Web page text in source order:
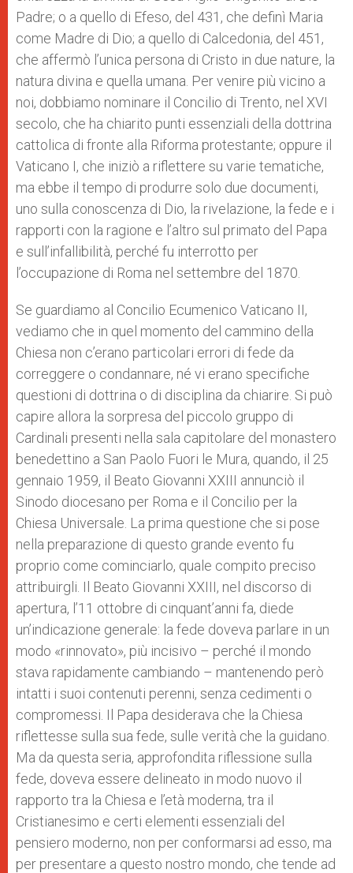
Padre; o a quello di Efeso, del 431, che definì Maria
come Madre di Dio; a quello di Calcedonia, del 451,
che affermò l’unica persona di Cristo in due nature, la
natura divina e quella umana. Per venire più vicino a
noi, dobbiamo nominare il Concilio di Trento, nel XVI
secolo, che ha chiarito punti essenziali della dottrina
cattolica di fronte alla Riforma protestante; oppure il
Vaticano I, che iniziò a riflettere su varie tematiche,
ma ebbe il tempo di produrre solo due documenti,
uno sulla conoscenza di Dio, la rivelazione, la fede e i
rapporti con la ragione e l’altro sul primato del Papa
e sull’infallibilità, perché fu interrotto per
l’occupazione di Roma nel settembre del 1870.
Se guardiamo al Concilio Ecumenico Vaticano II,
vediamo che in quel momento del cammino della
Chiesa non c’erano particolari errori di fede da
correggere o condannare, né vi erano specifiche
questioni di dottrina o di disciplina da chiarire. Si può
capire allora la sorpresa del piccolo gruppo di
Cardinali presenti nella sala capitolare del monastero
benedettino a San Paolo Fuori le Mura, quando, il 25
gennaio 1959, il Beato Giovanni XXIII annunciò il
Sinodo diocesano per Roma e il Concilio per la
Chiesa Universale. La prima questione che si pose
nella preparazione di questo grande evento fu
proprio come cominciarlo, quale compito preciso
attribuirgli. Il Beato Giovanni XXIII, nel discorso di
apertura, l’11 ottobre di cinquant’anni fa, diede
un’indicazione generale: la fede doveva parlare in un
modo «rinnovato», più incisivo – perché il mondo
stava rapidamente cambiando – mantenendo però
intatti i suoi contenuti perenni, senza cedimenti o
compromessi. Il Papa desiderava che la Chiesa
riflettesse sulla sua fede, sulle verità che la guidano.
Ma da questa seria, approfondita riflessione sulla
fede, doveva essere delineato in modo nuovo il
rapporto tra la Chiesa e l’età moderna, tra il
Cristianesimo e certi elementi essenziali del
pensiero moderno, non per conformarsi ad esso, ma
per presentare a questo nostro mondo, che tende ad